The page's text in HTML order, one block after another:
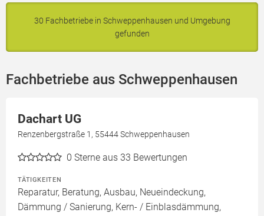
30 Fachbetriebe in Schweppenhausen und Umgebung
gefunden
Fachbetriebe aus Schweppenhausen
Dachart UG
Renzenbergstraße 1, 55444 Schweppenhausen
0 Sterne aus 33 Bewertungen
TÄTIGKEITEN
Reparatur, Beratung, Ausbau, Neueindeckung,
Dämmung / Sanierung, Kern- / Einblasdämmung,